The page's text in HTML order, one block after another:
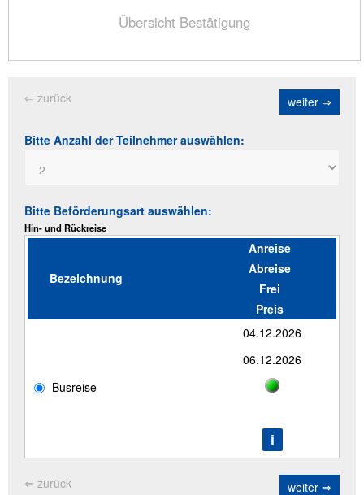
Übersicht Bestätigung
⇐ zurück weiter ⇒
Bitte Anzahl der Teilnehmer auswählen:
Bitte Beförderungsart auswählen:
Hin- und Rückreise
Bezeichnung
Anreise
Abreise
Frei
Preis
Busreise
04.12.2026
06.12.2026
⇐ zurück weiter ⇒